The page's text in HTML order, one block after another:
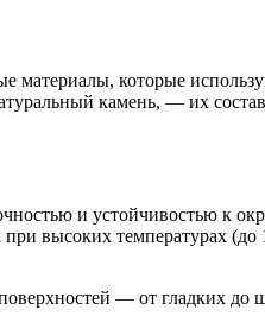
которые
камень, — их
и устойчивостью к
высоких температурах
— от гладких